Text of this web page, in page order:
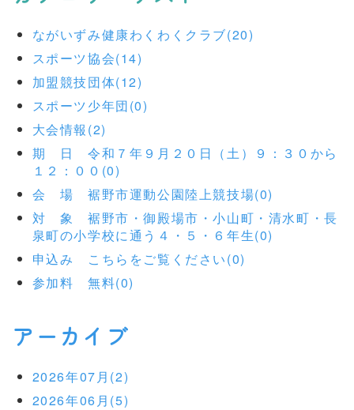
ながいずみ健康わくわくクラブ(20)
スポーツ協会(14)
加盟競技団体(12)
スポーツ少年団(0)
大会情報(2)
期 日 令和７年９月２０日（土）９：３０から
１２：００(0)
会 場 裾野市運動公園陸上競技場(0)
対 象 裾野市・御殿場市・小山町・清水町・長
泉町の小学校に通う４・５・６年生(0)
申込み こちらをご覧ください(0)
参加料 無料(0)
アーカイブ
2026年07月(2)
2026年06月(5)